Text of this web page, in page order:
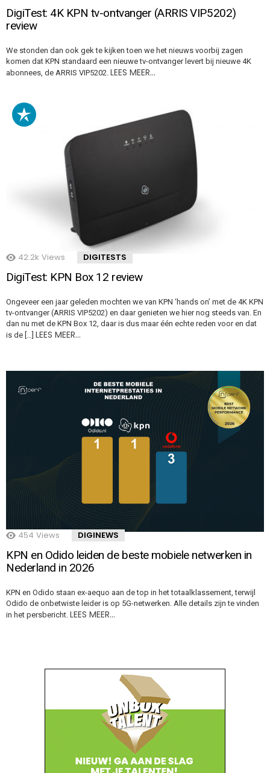
DigiTest: 4K KPN tv-ontvanger (ARRIS VIP5202)
review
We stonden dan ook gek te kijken toen we het nieuws voorbij zagen
komen dat KPN standaard een nieuwe tv-ontvanger levert bij nieuwe 4K
abonnees, de ARRIS VIP5202. LEES MEER…
42.2k Views DIGITESTS
DigiTest: KPN Box 12 review
Ongeveer een jaar geleden mochten we van KPN ‘hands on’ met de 4K KPN
tv-ontvanger (ARRIS VIP5202) en daar genieten we hier nog steeds van. En
dan nu met de KPN Box 12, daar is dus maar één echte reden voor en dat
is de […] LEES MEER…
454 Views DIGINEWS
KPN en Odido leiden de beste mobiele netwerken in
Nederland in 2026
KPN en Odido staan ex-aequo aan de top in het totaalklassement, terwijl
Odido de onbetwiste leider is op 5G-netwerken. Alle details zijn te vinden
in het persbericht. LEES MEER…